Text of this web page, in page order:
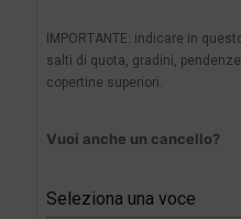
IMPORTANTE: indicare in
salti di quota, gradini,
copertine superiori.
Vuoi anche un cancello?
Seleziona una voce